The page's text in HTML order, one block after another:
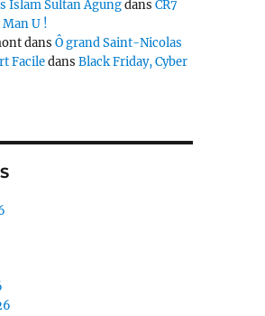
Islam Sultan AgungdansCR7
U !
dansÔ grand Saint-Nicolas
FaciledansBlack Friday, Cyber